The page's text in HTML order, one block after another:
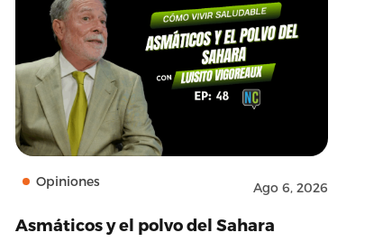
Opiniones Ago 6, 2026
Asmáticos y el polvo del Sahara